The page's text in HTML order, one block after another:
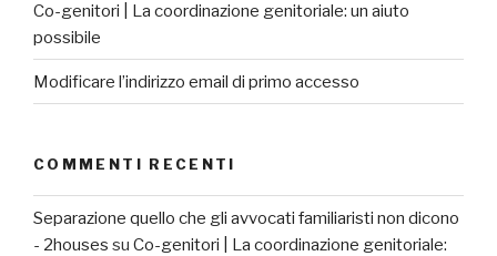
Co-genitori | La coordinazione genitoriale: un aiuto
possibile
Modificare l’indirizzo email di primo accesso
COMMENTI RECENTI
Separazione quello che gli avvocati familiaristi non dicono
- 2houses su Co-genitori | La coordinazione genitoriale: